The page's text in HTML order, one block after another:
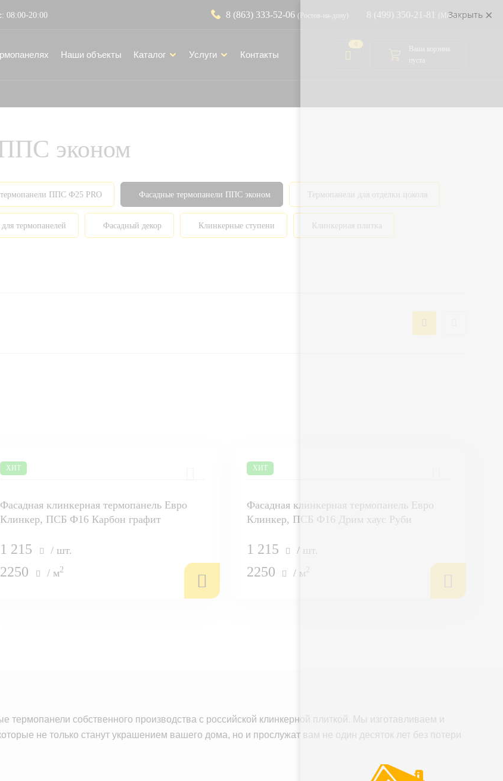
08:00-20:00 8 (863) 333-52-06 (Ростов-на-дону) 8 (499) 350-21-81 (Москва)
Наши объекты Каталог Услуги Контакты
Ваша корзина
пуста
эконом
ППС Ф25 PRO Фасадные термопанели ППС эконом Термопанели для отделки цоколя
для термопанелей Фасадный декор Клинкерные ступени Клинкерная плитка
ХИТ
Фасадная клинкерная термопанель Евро
Клинкер, ПСБ Ф16 Карбон графит
1 215 / шт.
2250 / м2
ХИТ
Фасадная клинкерная термопанель Евро
Клинкер, ПСБ Ф16 Дрим хаус Руби
1 215 / шт.
2250 / м2
собственного производства с российской клинкерной плиткой. Мы изготавливаем и
не только станут украшением вашего дома, но и прослужат вам не один десяток лет без потери
Закрыть